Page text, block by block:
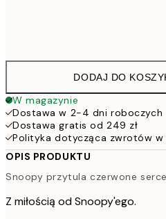
DODAJ DO
W magazynie
Dostawa w 2-4 dni roboczych
Dostawa gratis od 249 zł
Polityka dotycząca zwrotów w
OPIS PRODUKTU
Snoopy przytula czerwone serce
Z miłością od Snoopy'ego.